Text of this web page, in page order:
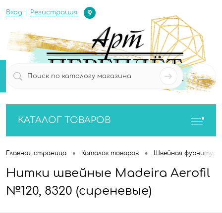
Вход Регистрация
Определение
0
КАТАЛОГ ТОВАРОВ
Главная страница • Каталог товаров • Швейная
Нитки швейные Madeira Aerofil
№120, 8320 (сиреневые)